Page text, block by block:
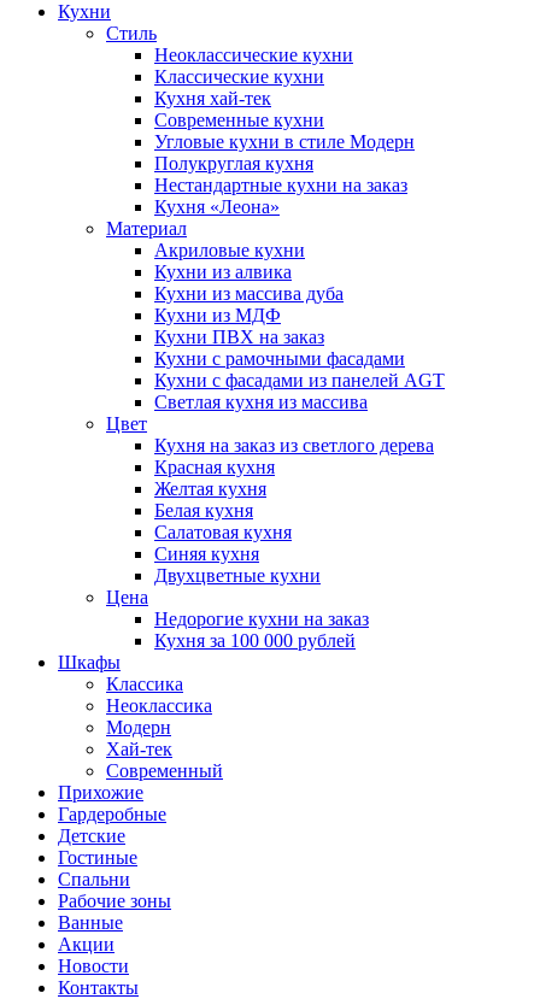
Кухни
Стиль
Неоклассические кухни
Классические кухни
Кухня хай-тек
Современные кухни
Угловые кухни в стиле Модерн
Полукруглая кухня
Нестандартные кухни на заказ
Кухня «Леона»
Материал
Акриловые кухни
Кухни из алвика
Кухни из массива дуба
Кухни из МДФ
Кухни ПВХ на заказ
Кухни с рамочными фасадами
Кухни с фасадами из панелей AGT
Светлая кухня из массива
Цвет
Кухня на заказ из светлого дерева
Красная кухня
Желтая кухня
Белая кухня
Салатовая кухня
Синяя кухня
Двухцветные кухни
Цена
Недорогие кухни на заказ
Кухня за 100 000 рублей
Шкафы
Классика
Неоклассика
Модерн
Хай-тек
Современный
Прихожие
Гардеробные
Детские
Гостиные
Спальни
Рабочие зоны
Ванные
Акции
Новости
Контакты